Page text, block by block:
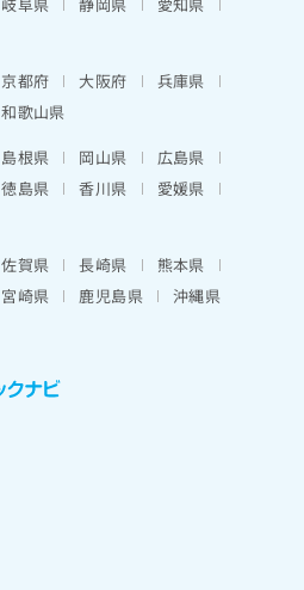
京都府 大阪府
兵庫県
和歌山県
島根県 岡山県
広島県
徳島県 香川県
愛媛県
佐賀県 長崎県
熊本県
宮崎県 鹿児島県 沖縄県